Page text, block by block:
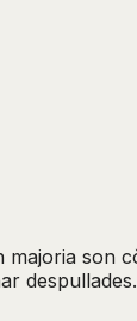
majoria son